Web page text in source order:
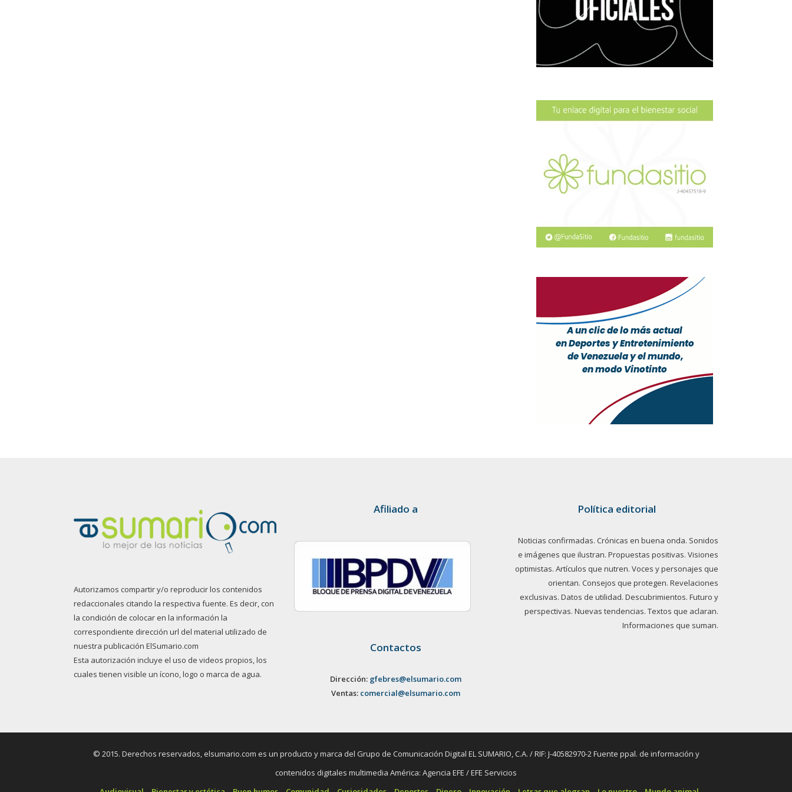
Autorizamos compartir y/o reproducir los contenidos
redaccionales citando la respectiva fuente. Es decir, con
la condición de colocar en la información la
correspondiente dirección url del material utilizado de
nuestra publicación ElSumario.com
Esta autorización incluye el uso de videos propios, los
cuales tienen visible un ícono, logo o marca de agua.
Afiliado a
Contactos
Dirección: gfebres@elsumario.com
Ventas: comercial@elsumario.com
Política editorial
Noticias confirmadas. Crónicas en buena onda. Sonidos
e imágenes que ilustran. Propuestas positivas. Visiones
optimistas. Artículos que nutren. Voces y personajes que
orientan. Consejos que protegen. Revelaciones
exclusivas. Datos de utilidad. Descubrimientos. Futuro y
perspectivas. Nuevas tendencias. Textos que aclaran.
Informaciones que suman.
© 2015. Derechos reservados, elsumario.com es un producto y marca del Grupo de Comunicación Digital EL SUMARIO, C.A. / RIF: J-40582970-2 Fuente ppal. de información y
contenidos digitales multimedia América: Agencia EFE / EFE Servicios